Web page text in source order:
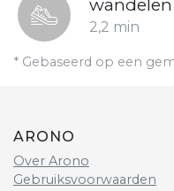
wandelen
2,2 min
* Gebaseerd op een
ARONO
Over Arono
Gebruiksvoorwaarden